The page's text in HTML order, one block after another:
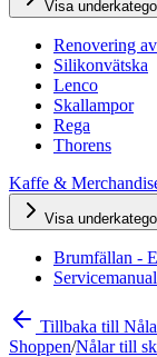
Visa
Renovering
Silikonvätska
Lenco
Skallampor
Rega
Thorens
Kaffe &
Visa
Brumfällan -
Tillbaka till
Shoppen/Nålar till